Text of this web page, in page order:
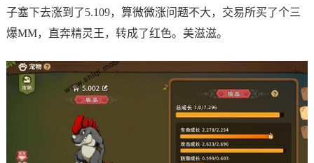
子塞下去涨到了5.109，算微微涨问题不大，交易所买了个三
爆MM，直奔精灵王，转成了红色。美滋滋。